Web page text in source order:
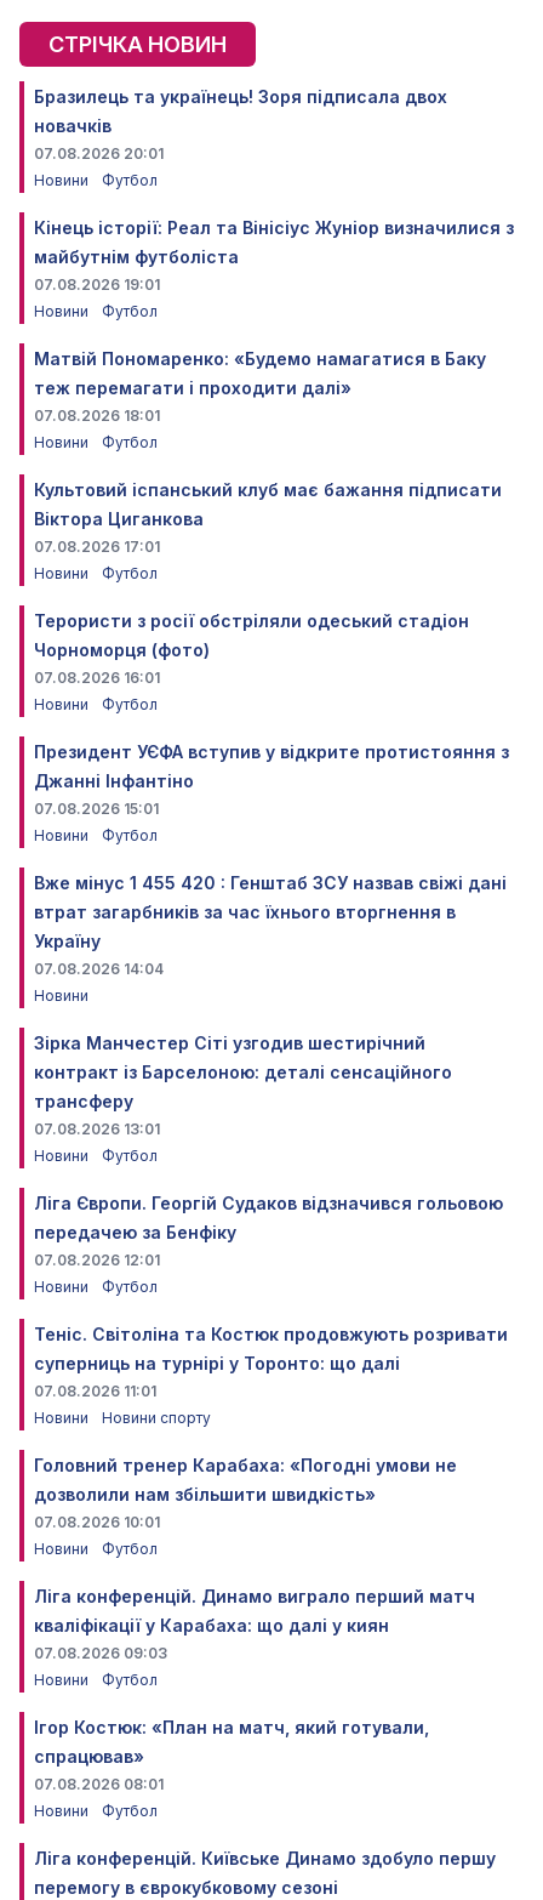
СТРІЧКА НОВИН
Бразилець та українець! Зоря підписала двох
новачків
07.08.2026 20:01
Новини
Футбол
Кінець історії: Реал та Вінісіус Жуніор визначилися з
майбутнім футболіста
07.08.2026 19:01
Новини
Футбол
Матвій Пономаренко: «Будемо намагатися в Баку
теж перемагати і проходити далі»
07.08.2026 18:01
Новини
Футбол
Культовий іспанський клуб має бажання підписати
Віктора Циганкова
07.08.2026 17:01
Новини
Футбол
Терористи з росії обстріляли одеський стадіон
Чорноморця (фото)
07.08.2026 16:01
Новини
Футбол
Президент УЄФА вступив у відкрите протистояння з
Джанні Інфантіно
07.08.2026 15:01
Новини
Футбол
Вже мінус 1 455 420 : Генштаб ЗСУ назвав свіжі дані
втрат загарбників за час їхнього вторгнення в
Україну
07.08.2026 14:04
Новини
Зірка Манчестер Сіті узгодив шестирічний
контракт із Барселоною: деталі сенсаційного
трансферу
07.08.2026 13:01
Новини
Футбол
Ліга Європи. Георгій Судаков відзначився гольовою
передачею за Бенфіку
07.08.2026 12:01
Новини
Футбол
Теніс. Світоліна та Костюк продовжують розривати
суперниць на турнірі у Торонто: що далі
07.08.2026 11:01
Новини
Новини спорту
Головний тренер Карабаха: «Погодні умови не
дозволили нам збільшити швидкість»
07.08.2026 10:01
Новини
Футбол
Ліга конференцій. Динамо виграло перший матч
кваліфікації у Карабаха: що далі у киян
07.08.2026 09:03
Новини
Футбол
Ігор Костюк: «План на матч, який готували,
спрацював»
07.08.2026 08:01
Новини
Футбол
Ліга конференцій. Київське Динамо здобуло першу
перемогу в єврокубковому сезоні